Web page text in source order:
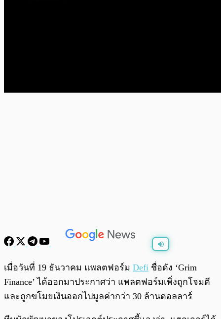
พร้อมเล่น 0:00
เมื่อวันที่ 19 ธันวาคม แพลตฟอร์ม Defi ชื่อดัง ‘Grim
Finance’ ได้ออกมาประกาศว่า แพลตฟอร์มเพิ่งถูกโจมตี
และถูกขโมยเงินออกไปมูลค่ากว่า 30 ล้านดอลลาร์